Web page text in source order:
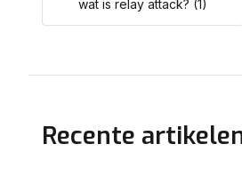
wat is relay attack? (1)
Recente